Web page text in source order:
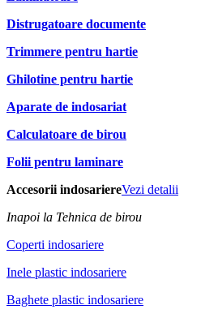
Distrugatoare documente
Trimmere pentru hartie
Ghilotine pentru hartie
Aparate de indosariat
Calculatoare de birou
Folii pentru laminare
Accesorii indosariereVezi detalii
Inapoi la Tehnica de birou
Coperti indosariere
Inele plastic indosariere
Baghete plastic indosariere